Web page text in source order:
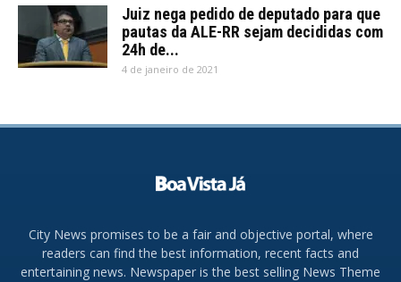
Juiz nega pedido de deputado para que
pautas da ALE-RR sejam decididas com
24h de...
4 de janeiro de 2021
City News promises to be a fair and objective portal, where
readers can find the best information, recent facts and
entertaining news. Newspaper is the best selling News Theme